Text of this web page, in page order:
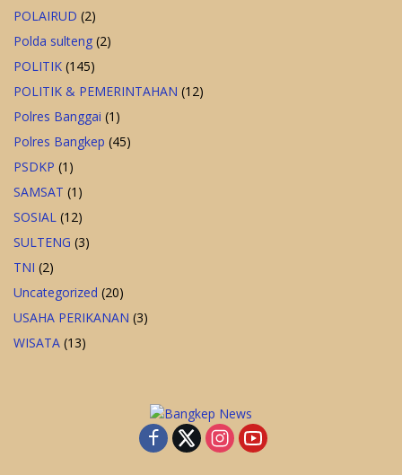
POLAIRUD (2)
Polda sulteng (2)
POLITIK (145)
POLITIK & PEMERINTAHAN (12)
Polres Banggai (1)
Polres Bangkep (45)
PSDKP (1)
SAMSAT (1)
SOSIAL (12)
SULTENG (3)
TNI (2)
Uncategorized (20)
USAHA PERIKANAN (3)
WISATA (13)